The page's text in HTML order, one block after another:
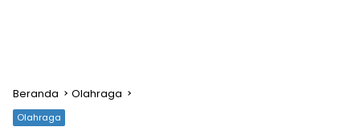
Beranda Olahraga
Olahraga